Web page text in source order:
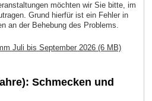
möchten wir Sie bitte, im
Grund hierfür ist ein Fehler in
an der Behebung des Problems.
Juli bis September 2026 (6 MB)
Schmecken und